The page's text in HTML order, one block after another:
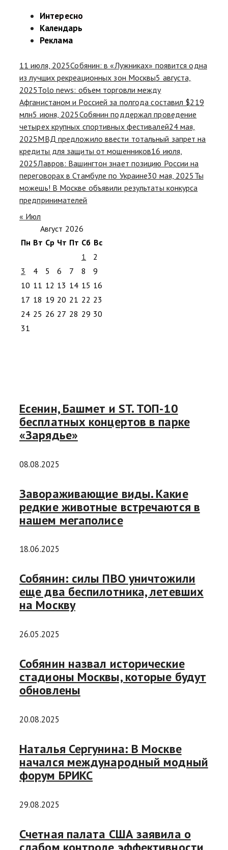
Интересно
Календарь
Реклама
11 июля, 2025Собянин: в «Лужниках» появится одна
из лучших рекреационных зон Москвы5 августа,
2025Tolo news: объем торговли между
Афганистаном и Россией за полгода составил $219
млн5 июня, 2025Собянин поддержал проведение
четырех крупных спортивных фестивалей24 мая,
2025МВД предложило ввести тотальный запрет на
кредиты для защиты от мошенников16 июля,
2025Лавров: Вашингтон знает позицию России на
переговорах в Стамбуле по Украине30 мая, 2025 Ты
можешь! В Москве объявили результаты конкурса
предпринимателей
« Июл
Август 2026
Пн Вт Ср Чт Пт Сб Вс
1
2
3
4 5 6 7 8
9
10 11 12 13 14 15 16
17 18 19 20 21 22 23
24 25 26 27 28 29 30
31
Есенин, Башмет и ST. ТОП-10
бесплатных концертов в парке
«Зарядье»
08.08.2025
Завораживающие виды. Какие
редкие животные встречаются в
нашем мегаполисе
18.06.2025
Собянин: силы ПВО уничтожили
еще два беспилотника, летевших
на Москву
26.05.2025
Собянин назвал исторические
стадионы Москвы, которые будут
обновлены
20.08.2025
Наталья Сергунина: В Москве
начался международный модный
форум БРИКС
29.08.2025
Счетная палата США заявила о